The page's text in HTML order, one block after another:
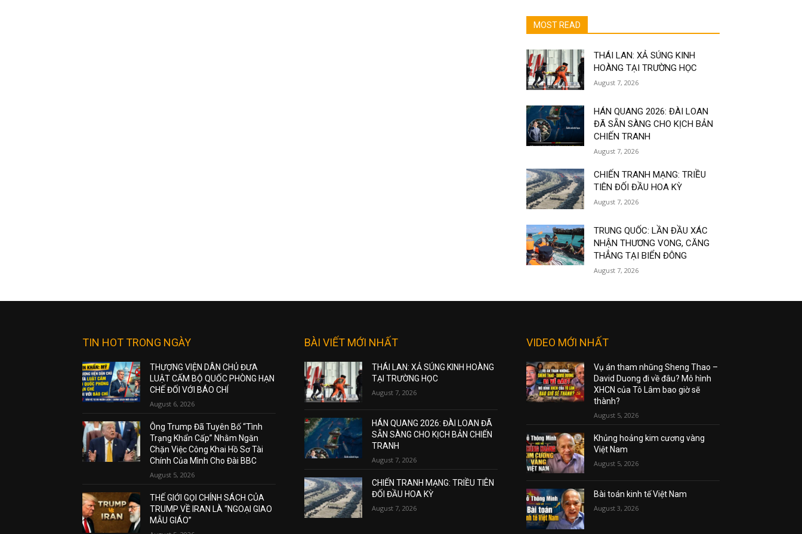
MOST READ
THÁI LAN: XẢ SÚNG KINH
HOÀNG TẠI TRƯỜNG HỌC
August 7, 2026
HÁN QUANG 2026: ĐÀI LOAN
ĐÃ SẴN SÀNG CHO KỊCH BẢN
CHIẾN TRANH
August 7, 2026
CHIẾN TRANH MẠNG: TRIỀU
TIÊN ĐỐI ĐẦU HOA KỲ
August 7, 2026
TRUNG QUỐC: LẦN ĐẦU XÁC
NHẬN THƯƠNG VONG, CĂNG
THẲNG TẠI BIỂN ĐÔNG
August 7, 2026
TIN HOT TRONG NGÀY
THƯỢNG VIỆN DÂN CHỦ ĐƯA
LUẬT CẤM BỘ QUỐC PHÒNG HẠN
CHẾ ĐỐI VỚI BÁO CHÍ
August 6, 2026
Ông Trump Đã Tuyên Bố “Tình
Trạng Khẩn Cấp” Nhằm Ngăn
Chặn Việc Công Khai Hồ Sơ Tài
Chính Của Mình Cho Đài BBC
August 5, 2026
THẾ GIỚI GỌI CHÍNH SÁCH CỦA
TRUMP VỀ IRAN LÀ “NGOẠI GIAO
MẪU GIÁO”
BÀI VIẾT MỚI NHẤT
THÁI LAN: XẢ SÚNG KINH HOÀNG
TẠI TRƯỜNG HỌC
August 7, 2026
HÁN QUANG 2026: ĐÀI LOAN ĐÃ
SẴN SÀNG CHO KỊCH BẢN CHIẾN
TRANH
August 7, 2026
CHIẾN TRANH MẠNG: TRIỀU TIÊN
ĐỐI ĐẦU HOA KỲ
August 7, 2026
VIDEO MỚI NHẤT
Vụ án tham nhũng Sheng Thao –
David Duong đi về đâu? Mô hình
XHCN của Tô Lâm bao giờ sẽ
thành?
August 5, 2026
Khủng hoảng kim cương vàng
Việt Nam
August 5, 2026
Bài toán kinh tế Việt Nam
August 3, 2026